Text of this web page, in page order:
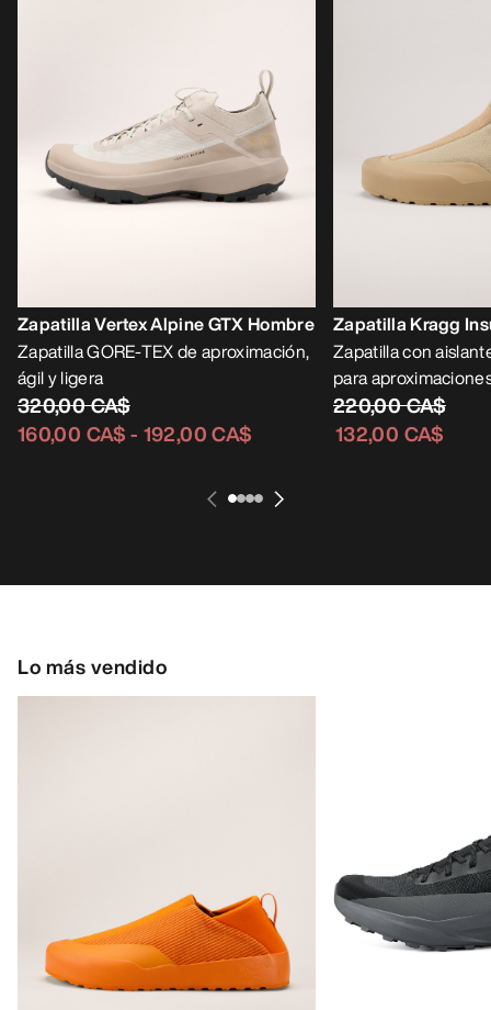
Zapatilla Vertex Alpine GTX Hombre
Zapatilla GORE-TEX de aproximación,
ágil y ligera
320,00 CA$
160,00 CA$- 192,00 CA$
Zapatilla Kragg
Zapatilla con
para
220,00 CA$
132,00 CA$
Lo más vendido